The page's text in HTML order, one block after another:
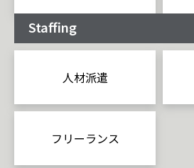
Staffing
人材派遣
フリーランス